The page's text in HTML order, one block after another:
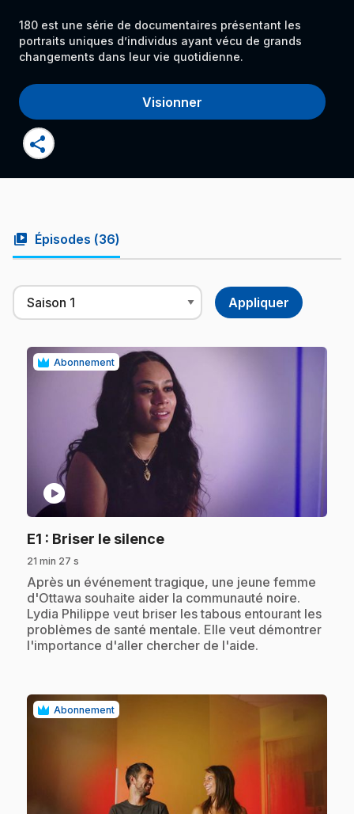
180 est une série de documentaires présentant les
portraits uniques d’individus ayant vécu de grands
changements dans leur vie quotidienne.
Visionner
share
video_library Épisodes (36)
Abonnement
play_circle
E1 : Briser le silence.
21 min 27 s
.Après un événement tragique, une jeune femme
d'Ottawa souhaite aider la communauté noire.
Lydia Philippe veut briser les tabous entourant les
problèmes de santé mentale. Elle veut démontrer
l'importance d'aller chercher de l'aide.
Abonnement